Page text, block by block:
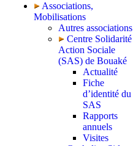
Associations,
Mobilisations
Autres associations
Centre Solidarité
Action Sociale
(SAS) de Bouaké
Actualité
Fiche
d’identité du
SAS
Rapports
annuels
Visites